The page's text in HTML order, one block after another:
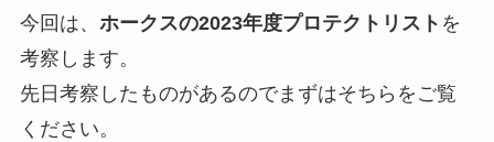
今回は、 ホークスの2023年度プロテクトリスト を
考察します。
先日考察したものがあるのでまずはそちらをご覧
ください。